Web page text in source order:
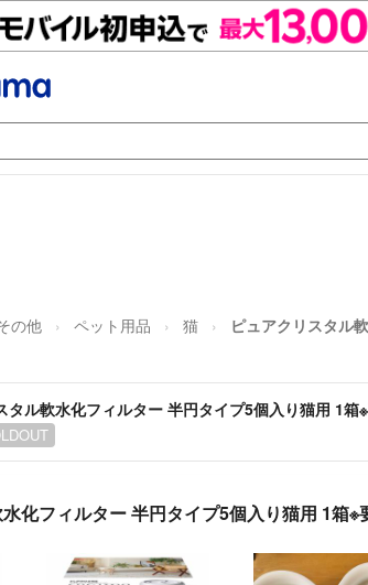
の他 ペット用品 猫 ピュアクリスタル
タル軟水化フィルター 半円タイプ5個入り猫用 1箱
水化フィルター 半円タイプ5個入り猫用 1箱